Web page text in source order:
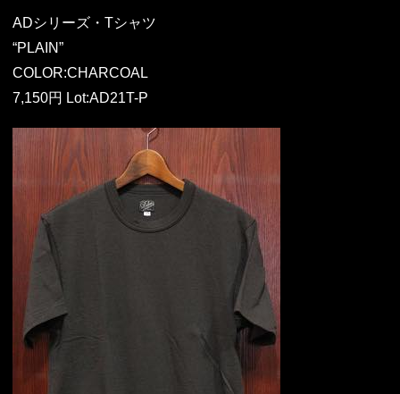
ADシリーズ・Tシャツ
“PLAIN”
COLOR:CHARCOAL
7,150円 Lot:AD21T-P